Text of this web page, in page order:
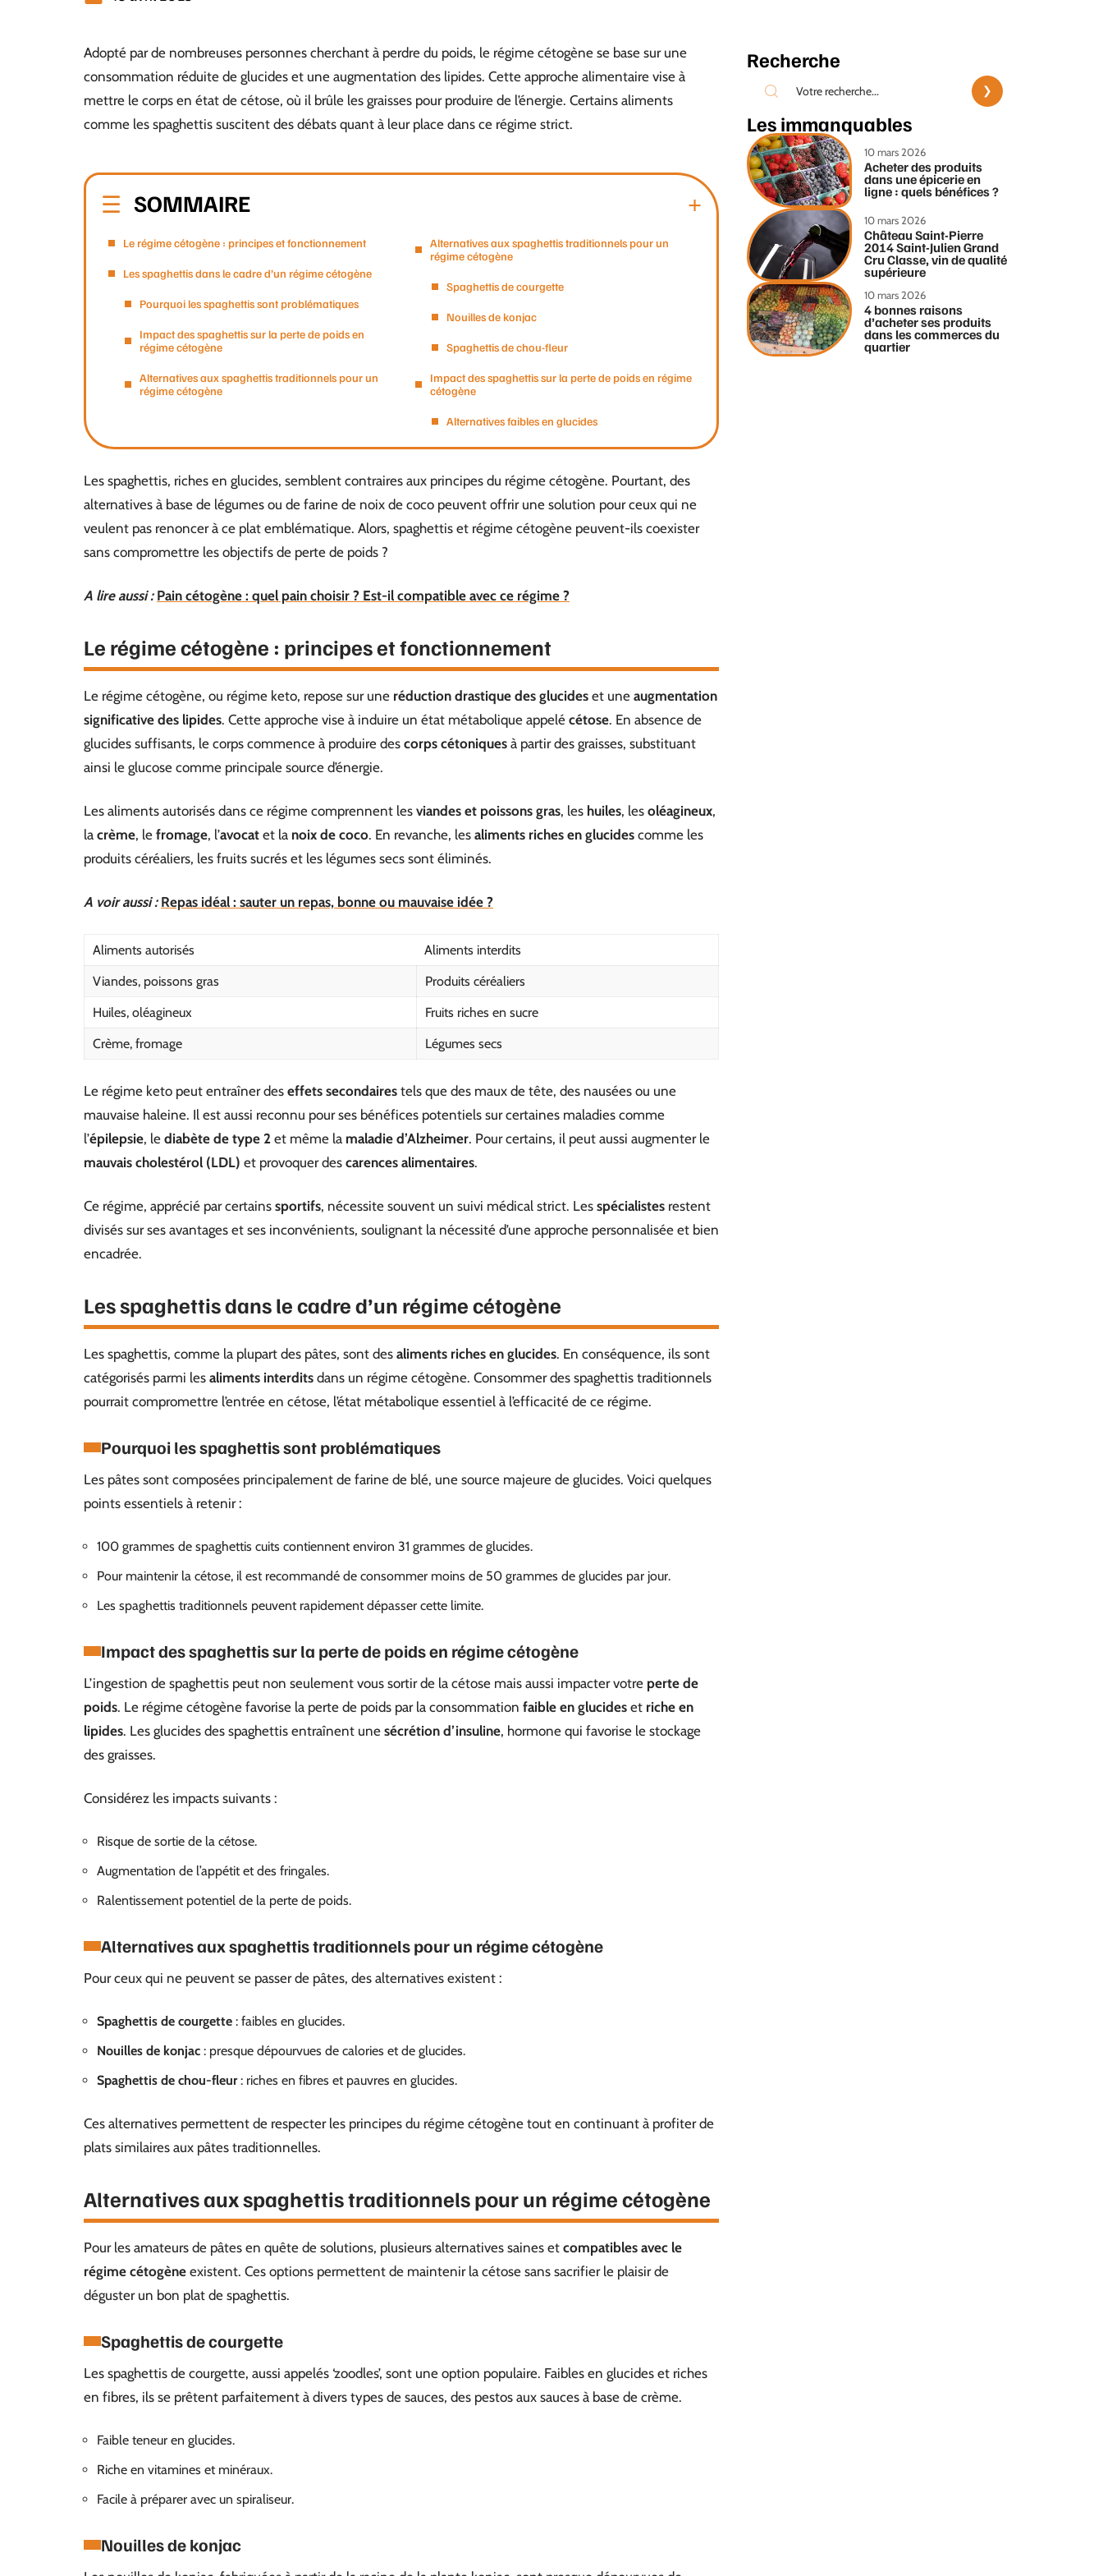
Adopté par de nombreuses personnes cherchant à perdre du poids, le régime cétogène se base sur une
consommation réduite de glucides et une augmentation des lipides. Cette approche alimentaire vise à
mettre le corps en état de cétose, où il brûle les graisses pour produire de l’énergie. Certains aliments
comme les spaghettis suscitent des débats quant à leur place dans ce régime strict.
SOMMAIRE
Le régime cétogène : principes et fonctionnement
Les spaghettis dans le cadre d’un régime cétogène
Pourquoi les spaghettis sont problématiques
Impact des spaghettis sur la perte de poids en
régime cétogène
Alternatives aux spaghettis traditionnels pour un
régime cétogène
Alternatives aux spaghettis traditionnels pour un
régime cétogène
Spaghettis de courgette
Nouilles de konjac
Spaghettis de chou-fleur
Impact des spaghettis sur la perte de poids en régime
cétogène
Alternatives faibles en glucides
Les spaghettis, riches en glucides, semblent contraires aux principes du régime cétogène. Pourtant, des
alternatives à base de légumes ou de farine de noix de coco peuvent offrir une solution pour ceux qui ne
veulent pas renoncer à ce plat emblématique. Alors, spaghettis et régime cétogène peuvent-ils coexister
sans compromettre les objectifs de perte de poids ?
A lire aussi : Pain cétogène : quel pain choisir ? Est-il compatible avec ce régime ?
Le régime cétogène : principes et fonctionnement
Le régime cétogène, ou régime keto, repose sur une réduction drastique des glucides et une augmentation
significative des lipides. Cette approche vise à induire un état métabolique appelé cétose. En absence de
glucides suffisants, le corps commence à produire des corps cétoniques à partir des graisses, substituant
ainsi le glucose comme principale source d’énergie.
Les aliments autorisés dans ce régime comprennent les viandes et poissons gras, les huiles, les oléagineux,
la crème, le fromage, l’avocat et la noix de coco. En revanche, les aliments riches en glucides comme les
produits céréaliers, les fruits sucrés et les légumes secs sont éliminés.
A voir aussi : Repas idéal : sauter un repas, bonne ou mauvaise idée ?
Aliments autorisés
Aliments interdits
Viandes, poissons gras
Produits céréaliers
Huiles, oléagineux
Fruits riches en sucre
Crème, fromage
Légumes secs
Le régime keto peut entraîner des effets secondaires tels que des maux de tête, des nausées ou une
mauvaise haleine. Il est aussi reconnu pour ses bénéfices potentiels sur certaines maladies comme
l’épilepsie, le diabète de type 2 et même la maladie d’Alzheimer. Pour certains, il peut aussi augmenter le
mauvais cholestérol (LDL) et provoquer des carences alimentaires.
Ce régime, apprécié par certains sportifs, nécessite souvent un suivi médical strict. Les spécialistes restent
divisés sur ses avantages et ses inconvénients, soulignant la nécessité d’une approche personnalisée et bien
encadrée.
Les spaghettis dans le cadre d’un régime cétogène
Les spaghettis, comme la plupart des pâtes, sont des aliments riches en glucides. En conséquence, ils sont
catégorisés parmi les aliments interdits dans un régime cétogène. Consommer des spaghettis traditionnels
pourrait compromettre l’entrée en cétose, l’état métabolique essentiel à l’efficacité de ce régime.
Pourquoi les spaghettis sont problématiques
Les pâtes sont composées principalement de farine de blé, une source majeure de glucides. Voici quelques
points essentiels à retenir :
100 grammes de spaghettis cuits contiennent environ 31 grammes de glucides.
Pour maintenir la cétose, il est recommandé de consommer moins de 50 grammes de glucides par jour.
Les spaghettis traditionnels peuvent rapidement dépasser cette limite.
Impact des spaghettis sur la perte de poids en régime cétogène
L’ingestion de spaghettis peut non seulement vous sortir de la cétose mais aussi impacter votre perte de
poids. Le régime cétogène favorise la perte de poids par la consommation faible en glucides et riche en
lipides. Les glucides des spaghettis entraînent une sécrétion d’insuline, hormone qui favorise le stockage
des graisses.
Considérez les impacts suivants :
Risque de sortie de la cétose.
Augmentation de l’appétit et des fringales.
Ralentissement potentiel de la perte de poids.
Alternatives aux spaghettis traditionnels pour un régime cétogène
Pour ceux qui ne peuvent se passer de pâtes, des alternatives existent :
Spaghettis de courgette : faibles en glucides.
Nouilles de konjac : presque dépourvues de calories et de glucides.
Spaghettis de chou-fleur: riches en fibres et pauvres en glucides.
Ces alternatives permettent de respecter les principes du régime cétogène tout en continuant à profiter de
plats similaires aux pâtes traditionnelles.
Alternatives aux spaghettis traditionnels pour un régime cétogène
Pour les amateurs de pâtes en quête de solutions, plusieurs alternatives saines et compatibles avec le
régime cétogène existent. Ces options permettent de maintenir la cétose sans sacrifier le plaisir de
déguster un bon plat de spaghettis.
Spaghettis de courgette
Les spaghettis de courgette, aussi appelés ‘zoodles’, sont une option populaire. Faibles en glucides et riches
en fibres, ils se prêtent parfaitement à divers types de sauces, des pestos aux sauces à base de crème.
Faible teneur en glucides.
Riche en vitamines et minéraux.
Facile à préparer avec un spiraliseur.
Nouilles de konjac
Recherche
Les immanquables
10 mars 2026
Acheter des produits
dans une épicerie en
ligne : quels bénéfices ?
10 mars 2026
Château Saint-Pierre
2014 Saint-Julien Grand
Cru Classe, vin de qualité
supérieure
10 mars 2026
4 bonnes raisons
d’acheter ses produits
dans les commerces du
quartier